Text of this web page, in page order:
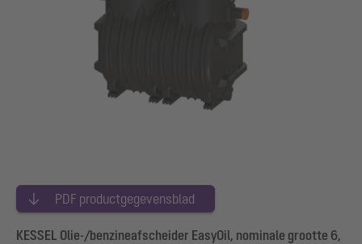
PDF productgegevensblad
KESSEL Olie-/benzineafscheider EasyOil, nominale grootte 6,